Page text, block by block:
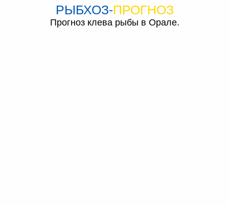
РЫБХОЗ-ПРОГНОЗ
Прогноз клева рыбы в Орале.